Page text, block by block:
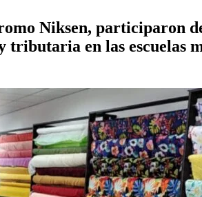
Niksen, participaron
en las escuelas